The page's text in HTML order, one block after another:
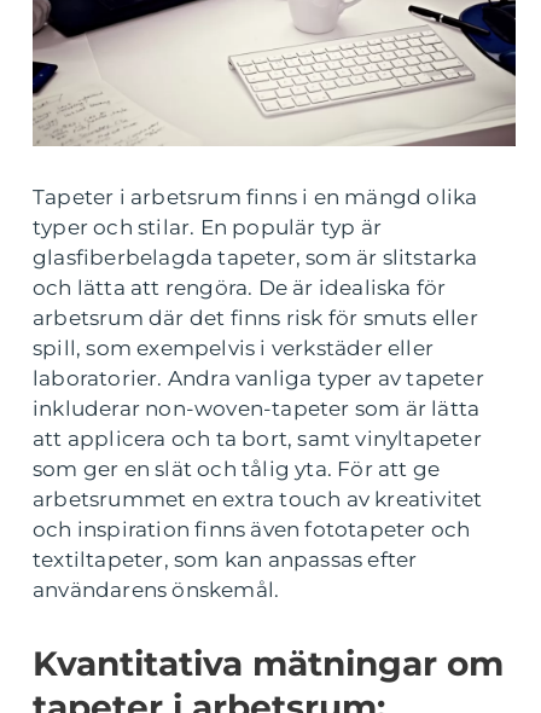
Tapeter i arbetsrum finns i en mängd olika
typer och stilar. En populär typ är
glasfiberbelagda tapeter, som är slitstarka
och lätta att rengöra. De är idealiska för
arbetsrum där det finns risk för smuts eller
spill, som exempelvis i verkstäder eller
laboratorier. Andra vanliga typer av tapeter
inkluderar non-woven-tapeter som är lätta
att applicera och ta bort, samt vinyltapeter
som ger en slät och tålig yta. För att ge
arbetsrummet en extra touch av kreativitet
och inspiration finns även fototapeter och
textiltapeter, som kan anpassas efter
användarens önskemål.
Kvantitativa mätningar om